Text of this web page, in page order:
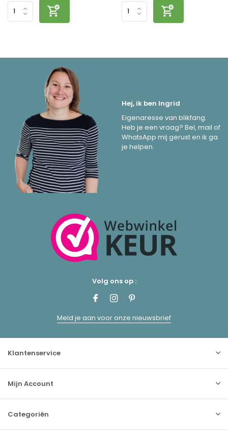
Hej, ik ben Ingrid
Eigenaresse van blikfang.
Heb je een vraag? Bel, mail of
WhatsApp mij gerust en ik ga
je helpen.
Volg ons op :
Meld je aan voor onze nieuwsbrief
Klantenservice
Mijn Account
Categoriën